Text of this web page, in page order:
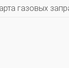
газовых
ГБО на